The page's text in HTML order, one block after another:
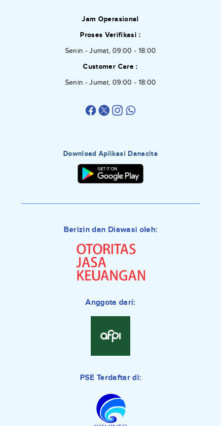
Jam Operasional
Proses Verifikasi :
Senin - Jumat, 09:00 - 18:00
Customer Care :
Senin - Jumat, 09:00 - 18:00
Download Aplikasi Danacita
Berizin dan Diawasi oleh:
Anggota dari:
PSE Terdaftar di: